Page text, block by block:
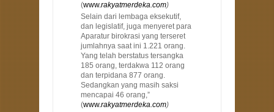
(www.rakyatmerdeka.com)
Selain dari lembaga eksekutif,
dan legislatif, juga menyeret para
Aparatur birokrasi yang terseret
jumlahnya saat ini 1.221 orang.
Yang telah berstatus tersangka
185 orang, terdakwa 112 orang
dan terpidana 877 orang.
Sedangkan yang masih saksi
mencapai 46 orang,”
(www.rakyatmerdeka.com)